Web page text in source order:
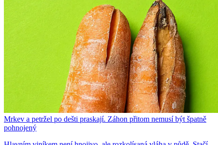
Mrkev a petržel po dešti praskají. Záhon přitom nemusí být špatně
pohnojený